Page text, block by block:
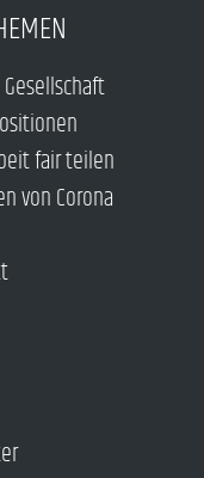
fair teilen
von Corona